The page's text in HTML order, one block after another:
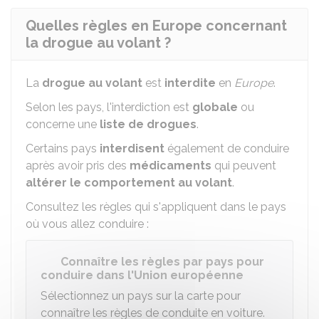
Quelles règles en Europe concernant
la drogue au volant ?
La drogue au volant est interdite en Europe.
Selon les pays, l'interdiction est globale ou
concerne une liste de drogues.
Certains pays interdisent également de conduire
après avoir pris des médicaments qui peuvent
altérer le comportement au volant.
Consultez les règles qui s'appliquent dans le pays
où vous allez conduire :
Connaître les règles par pays pour
conduire dans l'Union européenne
Sélectionnez un pays sur la carte pour
connaître les règles de conduite en voiture.